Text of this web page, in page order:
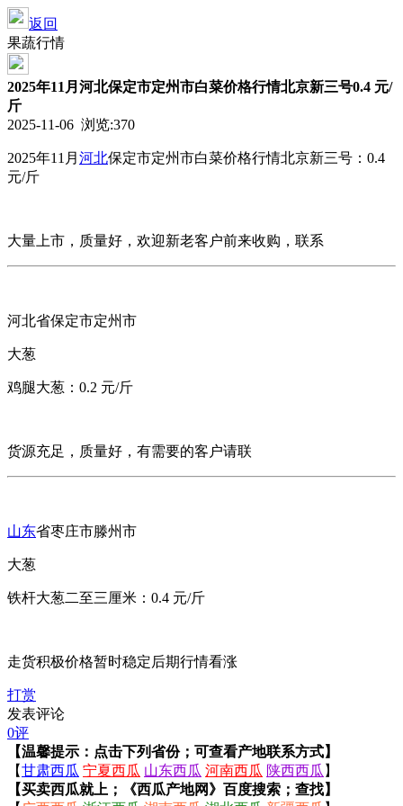
返回
果蔬行情
2025年11月河北保定市定州市白菜价格行情北京新三号0.4 元/
斤
2025-11-06 浏览:370
2025年11月 河北保定市定州市白菜价格行情北京新三号：0.4
元/斤
大量上市，质量好，欢迎新老客户前来收购，联系
河北省保定市定州市
大葱
鸡腿大葱：0.2 元/斤
货源充足，质量好，有需要的客户请联
山东省枣庄市滕州市
大葱
铁杆大葱二至三厘米：0.4 元/斤
走货积极价格暂时稳定后期行情看涨
打赏
发表评论
0评
【温馨提示：点击下列省份；可查看产地联系方式】
【甘肃西瓜 宁夏西瓜 山东西瓜 河南西瓜 陕西西瓜 】
【买卖西瓜就上；《西瓜产地网》百度搜索；查找】